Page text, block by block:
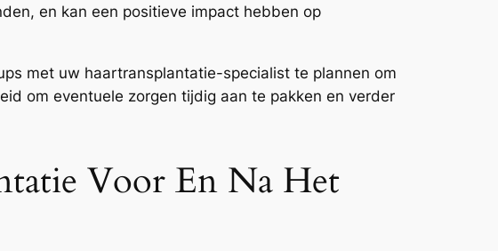
en kan een positieve impact hebben op
met uw haartransplantatie-specialist te plannen om
om eventuele zorgen tijdig aan te pakken en verder
Voor En Na Het